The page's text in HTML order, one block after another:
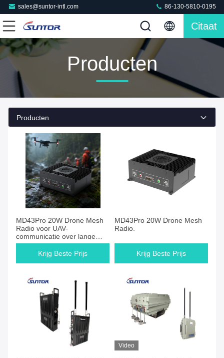
sales@suntor-intl.com 86-130-5810-0195
Citaat
Producten
Producten
MD43Pro 20W Drone Mesh
Radio voor UAV-
communicatie over lange
afstand
Krijg Beste Prijs
MD43Pro 20W Drone Mesh
Radio.
Krijg Beste Prijs
Video